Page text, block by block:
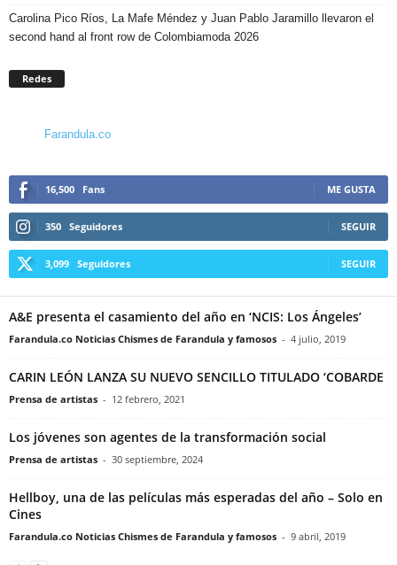
Carolina Pico Ríos, La Mafe Méndez y Juan Pablo Jaramillo llevaron el
second hand al front row de Colombiamoda 2026
Redes
Farandula.co
16,500 Fans ME GUSTA
350 Seguidores SEGUIR
3,099 Seguidores SEGUIR
A&E presenta el casamiento del año en ‘NCIS: Los Ángeles’
Farandula.co Noticias Chismes de Farandula y famosos - 4 julio, 2019
CARIN LEÓN LANZA SU NUEVO SENCILLO TITULADO ‘COBARDE
Prensa de artistas - 12 febrero, 2021
Los jóvenes son agentes de la transformación social
Prensa de artistas - 30 septiembre, 2024
Hellboy, una de las películas más esperadas del año – Solo en
Cines
Farandula.co Noticias Chismes de Farandula y famosos - 9 abril, 2019